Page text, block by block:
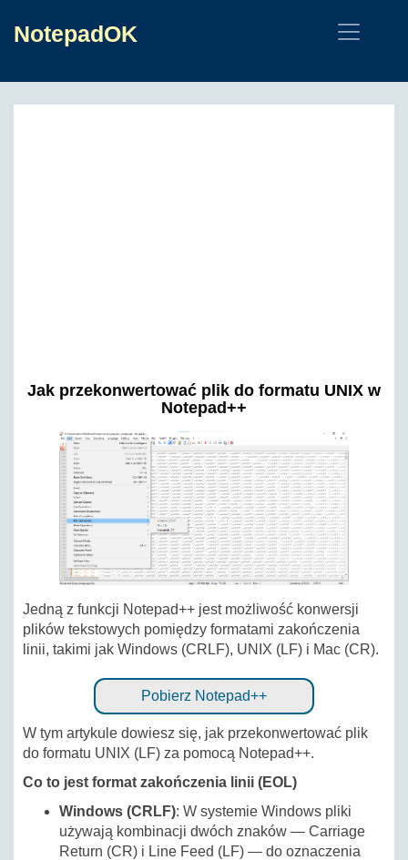
NotepadOK
Jak przekonwertować plik do formatu UNIX w
Notepad++
Jedną z funkcji Notepad++ jest możliwość konwersji
plików tekstowych pomiędzy formatami zakończenia
linii, takimi jak Windows (CRLF), UNIX (LF) i Mac (CR).
Pobierz Notepad++
W tym artykule dowiesz się, jak przekonwertować plik
do formatu UNIX (LF) za pomocą Notepad++.
Co to jest format zakończenia linii (EOL)
Windows (CRLF): W systemie Windows pliki
używają kombinacji dwóch znaków — Carriage
Return (CR) i Line Feed (LF) — do oznaczenia